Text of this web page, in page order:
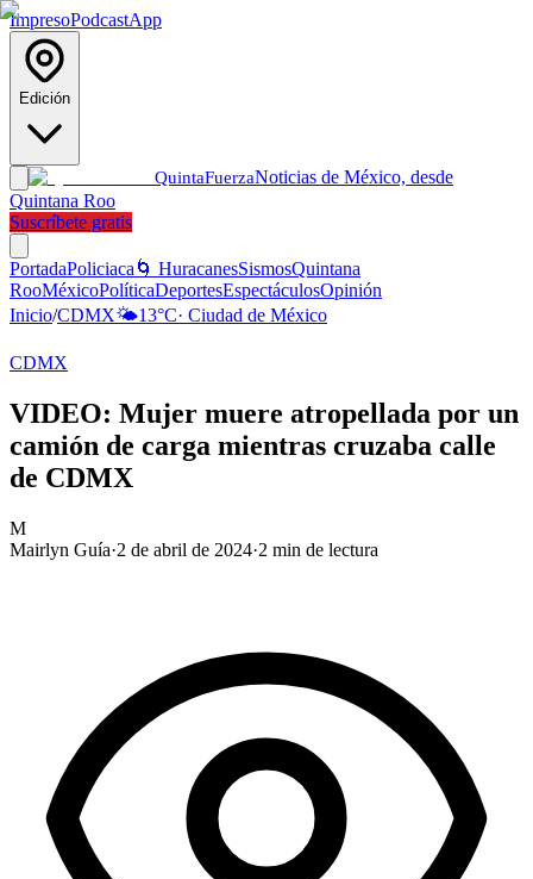
ImpresoPodcastApp
Edición
QuintaFuerzaNoticias de México, desde
Quintana Roo
Suscríbete gratis
PortadaPoliciaca 🌀 HuracanesSismosQuintana
RooMéxicoPolíticaDeportesEspectáculosOpinión
Inicio/CDMX🌤️13°C· Ciudad de México
CDMX
VIDEO: Mujer muere atropellada por un
camión de carga mientras cruzaba calle
de CDMX
M
Mairlyn Guía·2 de abril de 2024·2 min de lectura